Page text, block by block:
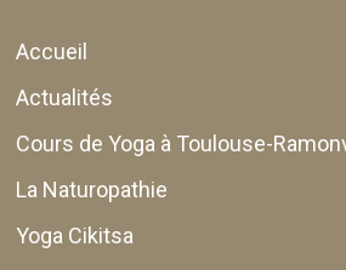
Accueil
Actualités
Cours de Yoga à Toulouse-
La Naturopathie
Yoga Cikitsa